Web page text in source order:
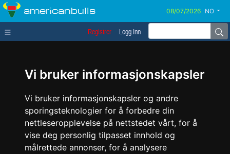
Vi bruker informasjonskapsler
Vi bruker informasjonskapsler og andre
sporingsteknologier for å forbedre din
nettleseropplevelse på nettstedet vårt, for å
vise deg personlig tilpasset innhold og
målrettede annonser, for å analysere
americanbulls NO
Registrer Logg Inn